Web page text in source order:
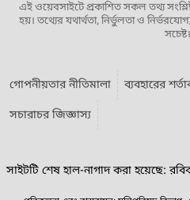
এই ওয়েবসাইটে প্রকাশিত সকল তথ্য
হয়। তথ্যের যথার্থতা, নির্ভুলতা ও
সচেষ্ট।
গোপনীয়তার নীতিমালা ব্যবহারের
সচারাচর জিজ্ঞাস্য
সাইটটি শেষ হাল-নাগাদ করা হয়েছে: